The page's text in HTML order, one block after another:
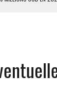
ILLÉGAUX
RISQUE